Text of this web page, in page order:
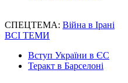
СПЕЦТЕМА: Війна в Ірані
ВСІ ТЕМИ
Вступ України в ЄС
Теракт в Барселоні